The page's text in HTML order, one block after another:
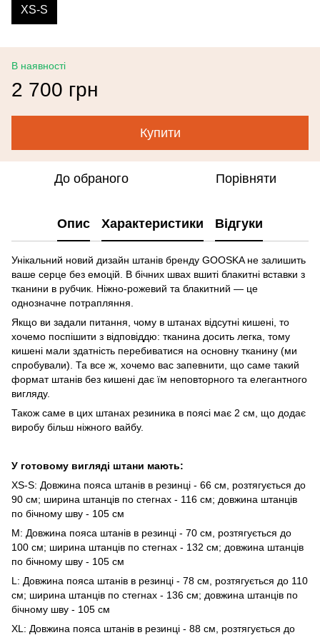
XS-S
В наявності
2 700 грн
Купити
До обраного Порівняти
Опис Характеристики Відгуки
Унікальний новий дизайн штанів бренду GOOSKA не залишить
ваше серце без емоцій. В бічних швах вшиті блакитні вставки з
тканини в рубчик. Ніжно-рожевий та блакитний — це
однозначне потрапляння.
Якщо ви задали питання, чому в штанах відсутні кишені, то
хочемо поспішити з відповіддю: тканина досить легка, тому
кишені мали здатність перебиватися на основну тканину (ми
спробували). Та все ж, хочемо вас запевнити, що саме такий
формат штанів без кишені дає їм неповторного та елегантного
вигляду.
Також саме в цих штанах резиника в поясі має 2 см, що додає
виробу більш ніжного вайбу.
У готовому вигляді штани мають:
XS-S: Довжина пояса штанів в резинці - 66 см, розтягується до
90 см; ширина штанців по стегнах - 116 см; довжина штанців
по бічному шву - 105 см
М: Довжина пояса штанів в резинці - 70 см, розтягується до
100 см; ширина штанців по стегнах - 132 см; довжина штанців
по бічному шву - 105 см
L: Довжина пояса штанів в резинці - 78 см, розтягується до 110
см; ширина штанців по стегнах - 136 см; довжина штанців по
бічному шву - 105 см
XL: Довжина пояса штанів в резинці - 88 см, розтягується до